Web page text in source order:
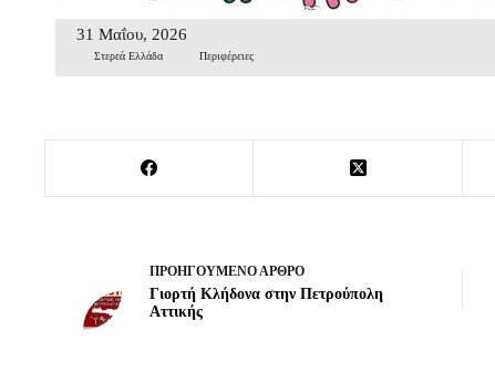
31 Μαΐου, 2026
Στερεά Ελλάδα Περιφέρειες
ΠΡΟΗΓΟΎΜΕΝΟΆΡΘΡΟ
Γιορτή Κλήδονα στην Πετρούπολη
Αττικής